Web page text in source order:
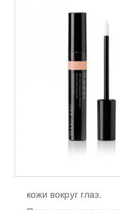
кожи вокруг глаз.